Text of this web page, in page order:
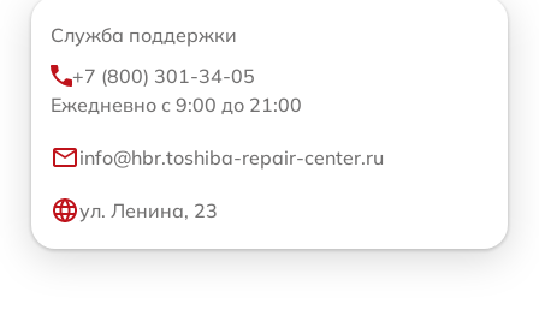
Служба поддержки
+7 (800) 301-34-05
Ежедневно с 9:00 до 21:00
info@hbr.toshiba-repair-center.ru
ул. Ленина, 23